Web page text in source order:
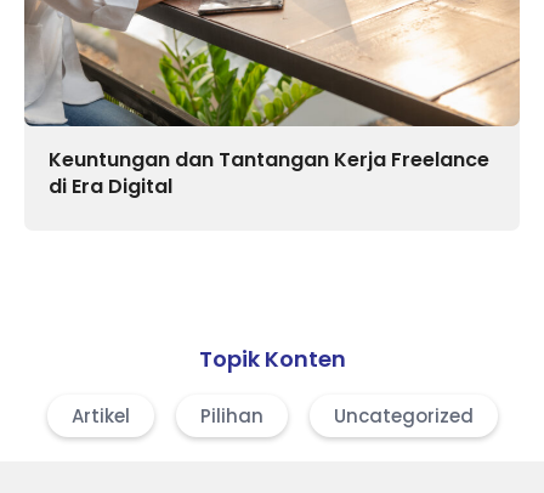
Keuntungan dan Tantangan Kerja Freelance
di Era Digital
Topik Konten
Artikel Pilihan Uncategorized